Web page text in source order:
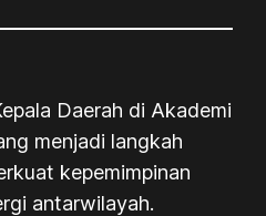
Daerah di Akademi
menjadi langkah
kepemimpinan
antarwilayah.